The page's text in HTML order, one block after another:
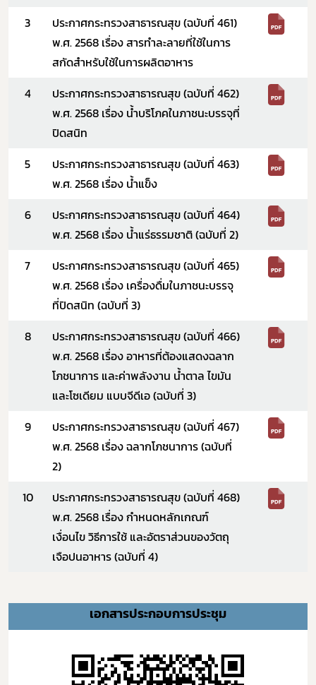
3
ประกาศกระทรวงสาธารณสุข (ฉบับที่ 461)
พ.ศ. 2568 เรื่องสารทำละลายที่ใช้ในการ
สกัดสำหรับใช้ในการผลิตอาหาร
4
ประกาศกระทรวงสาธารณสุข (ฉบับที่ 462)
พ.ศ. 2568 เรื่อง น้ำบริโภคในภาชนะบรรจุที่
ปิดสนิท
5
ประกาศกระทรวงสาธารณสุข (ฉบับที่ 463)
พ.ศ. 2568 เรื่อง น้ำแข็ง
6
ประกาศกระทรวงสาธารณสุข (ฉบับที่ 464)
พ.ศ. 2568 เรื่อง น้ำแร่ธรรมชาติ (ฉบับที่ 2)
7
ประกาศกระทรวงสาธารณสุข (ฉบับที่ 465)
พ.ศ. 2568 เรื่อง เครื่องดื่มในภาชนะบรรจุ
ที่ปิดสนิท (ฉบับที่ 3)
8
ประกาศกระทรวงสาธารณสุข (ฉบับที่ 466)
พ.ศ. 2568 เรื่องอาหารที่ต้องแสดงฉลาก
โภชนาการ และค่าพลังงาน น้ำตาล ไขมัน
และโซเดียม แบบจีดีเอ (ฉบับที่ 3)
9
ประกาศกระทรวงสาธารณสุข (ฉบับที่ 467)
พ.ศ. 2568 เรื่องฉลากโภชนาการ (ฉบับที่
2)
10
ประกาศกระทรวงสาธารณสุข (ฉบับที่ 468)
พ.ศ. 2568 เรื่องกำหนดหลักเกณฑ์
เงื่อนไข วิธีการใช้ และอัตราส่วนของวัตถุ
เจือปนอาหาร (ฉบับที่ 4)
เอกสารประกอบการประชุม